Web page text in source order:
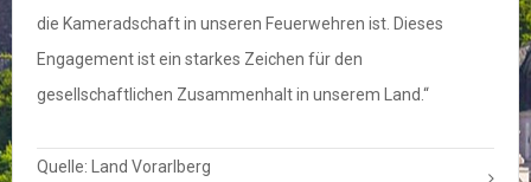
die Kameradschaft in unseren Feuerwehren ist. Dieses
Engagement ist ein starkes Zeichen für den
gesellschaftlichen Zusammenhalt in unserem Land.“
Quelle: Land Vorarlberg